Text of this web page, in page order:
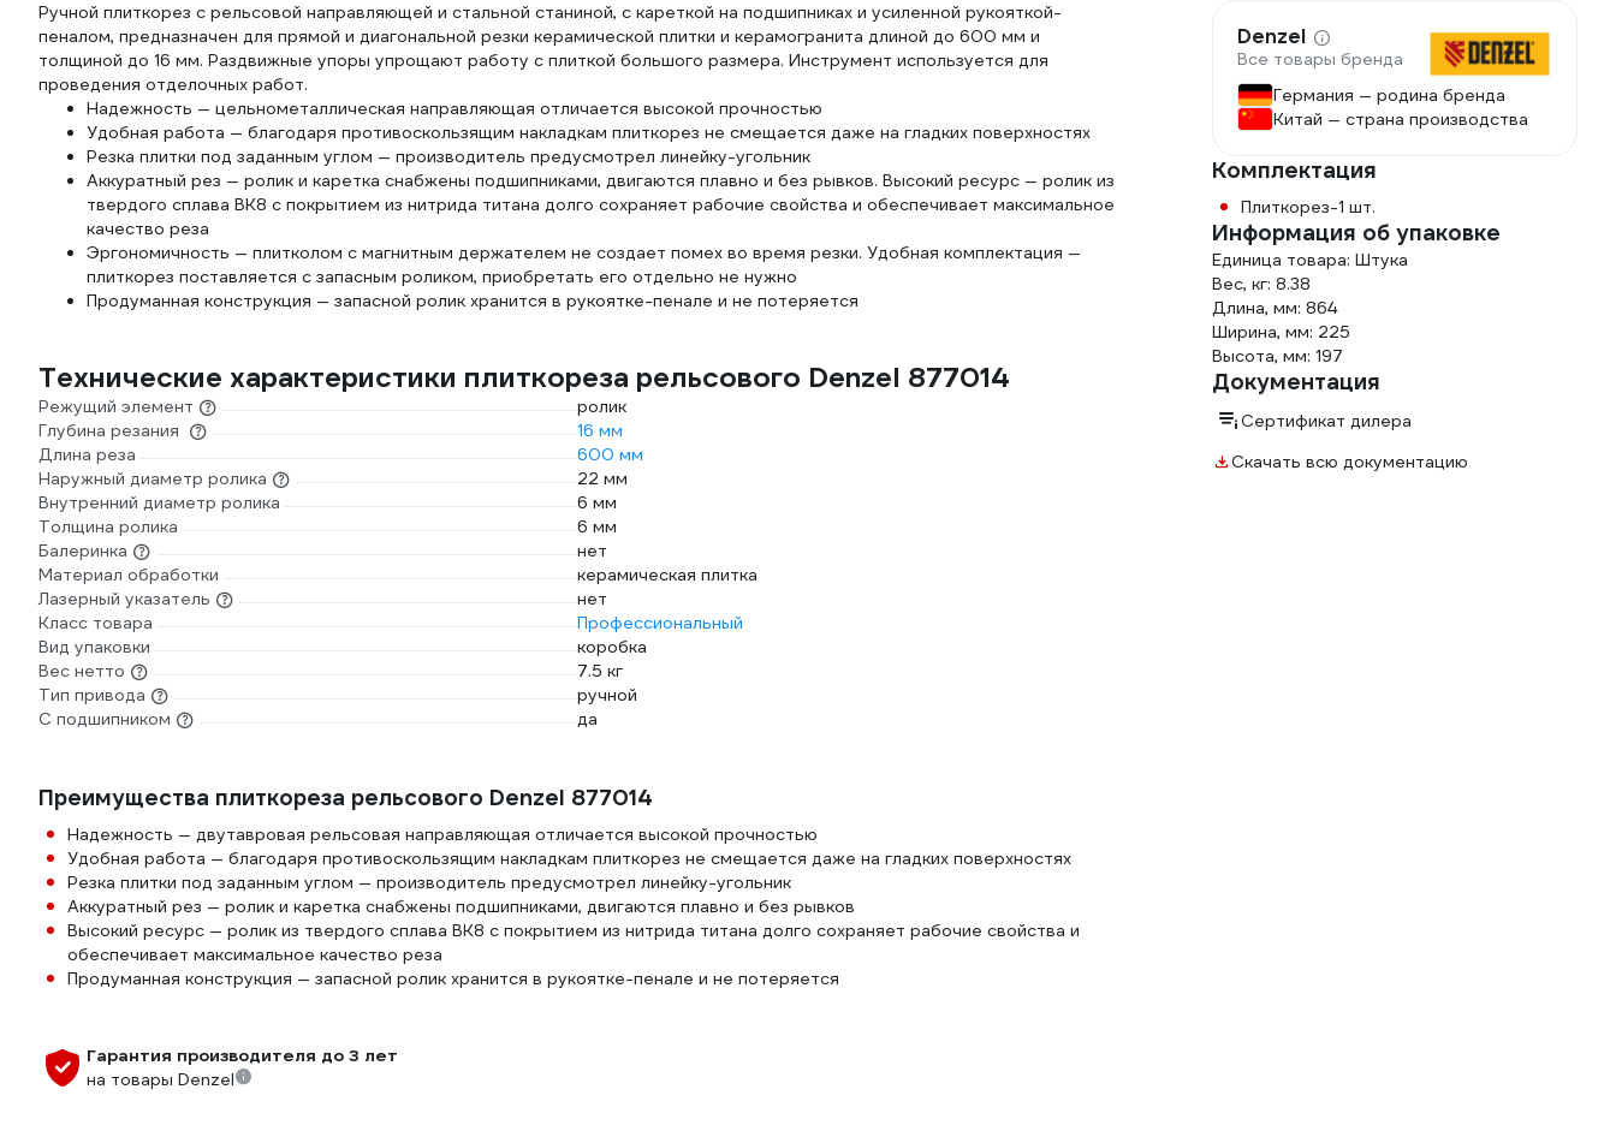
Ручной плиткорез с рельсовой направляющей и стальной станиной, с кареткой на подшипниках и усиленной рукояткой-
пеналом, предназначен для прямой и диагональной резки керамической плитки и керамогранита длиной до 600 мм и
толщиной до 16 мм. Раздвижные упоры упрощают работу с плиткой большого размера. Инструмент используется для
проведения отделочных работ.
Надежность — цельнометаллическая направляющая отличается высокой прочностью
Удобная работа — благодаря противоскользящим накладкам плиткорез не смещается даже на гладких поверхностях
Резка плитки под заданным углом — производитель предусмотрел линейку-угольник
Аккуратный рез — ролик и каретка снабжены подшипниками, двигаются плавно и без рывков. Высокий ресурс — ролик из
твердого сплава ВК8 с покрытием из нитрида титана долго сохраняет рабочие свойства и обеспечивает максимальное
качество реза
Эргономичность — плитколом с магнитным держателем не создает помех во время резки. Удобная комплектация —
плиткорез поставляется с запасным роликом, приобретать его отдельно не нужно
Продуманная конструкция — запасной ролик хранится в рукоятке-пенале и не потеряется
Технические характеристики плиткореза рельсового Denzel 877014
Режущий элемент
ролик
Глубина резания
16 мм
Длина реза
600 мм
Наружный диаметр ролика
22 мм
Внутренний диаметр ролика
6 мм
Толщина ролика
6 мм
Балеринка
нет
Материал обработки
керамическая плитка
Лазерный указатель
нет
Класс товара
Профессиональный
Вид упаковки
коробка
Вес нетто
7.5 кг
Тип привода
ручной
С подшипником
да
Преимущества плиткореза рельсового Denzel 877014
Надежность — двутавровая рельсовая направляющая отличается высокой прочностью
Удобная работа — благодаря противоскользящим накладкам плиткорез не смещается даже на гладких поверхностях
Резка плитки под заданным углом — производитель предусмотрел линейку-угольник
Аккуратный рез — ролик и каретка снабжены подшипниками, двигаются плавно и без рывков
Высокий ресурс — ролик из твердого сплава ВК8 с покрытием из нитрида титана долго сохраняет рабочие свойства и
обеспечивает максимальное качество реза
Продуманная конструкция — запасной ролик хранится в рукоятке-пенале и не потеряется
Гарантия производителя до 3 лет
на товары Denzel
Denzel
Все товары бренда
Германия — родина бренда
Китай — страна производства
Комплектация
Плиткорез-1 шт.
Информация об упаковке
Единица товара: Штука
Вес, кг: 8.38
Длина, мм: 864
Ширина, мм: 225
Высота, мм: 197
Документация
Сертификат дилера
Скачать всю документацию